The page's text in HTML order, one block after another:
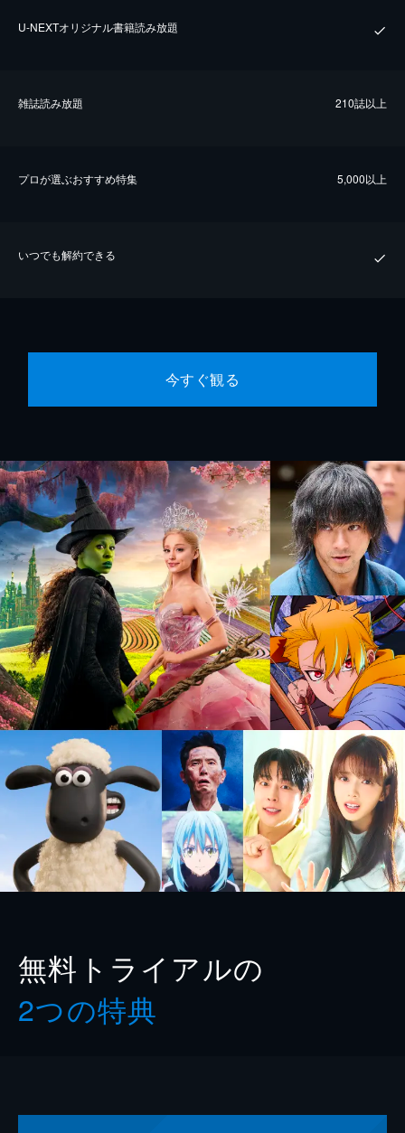
U-NEXTオリジナル書籍読み放題
雑誌読み放題 210誌以上
プロが選ぶおすすめ特集 5,000以上
いつでも解約できる
今すぐ観る
無料トライアルの
2つの特典